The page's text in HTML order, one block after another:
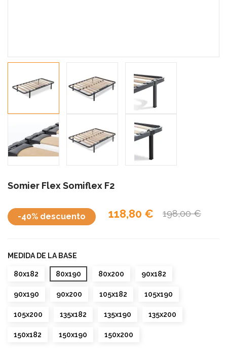
Somier Flex Somiflex F2
118,80 € 198,00 €
-40% descuento
MEDIDA DE LA BASE
80x182 80x190 80x200 90x182
90x190 90x200 105x182 105x190
105x200 135x182 135x190 135x200
150x182 150x190 150x200